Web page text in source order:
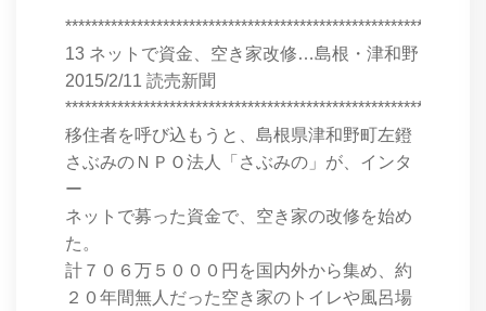
13 ネットで資金、空き家改修…島根・津和野
2015/2/11 読売新聞
移住者を呼び込もうと、島根県津和野町左鐙
さぶみのＮＰＯ法人「さぶみの」が、インタ
ー
ネットで募った資金で、空き家の改修を始め
た。
計７０６万５０００円を国内外から集め、約
２０年間無人だった空き家のトイレや風呂場